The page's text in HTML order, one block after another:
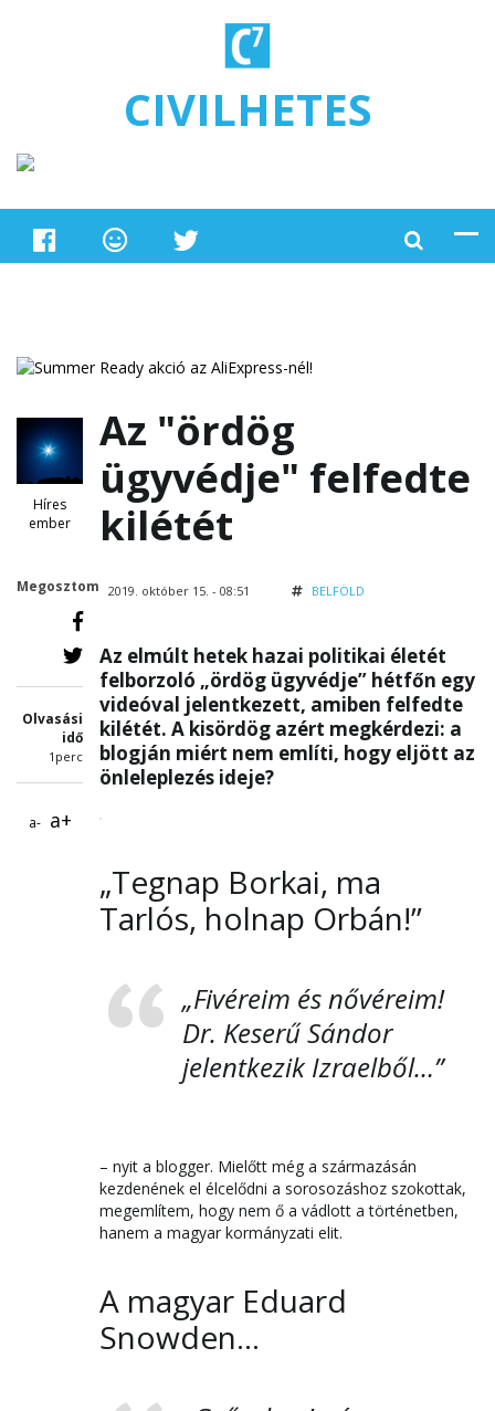
CIVILHETES
Híres
ember
Megosztom
Olvasási
idő
1perc
a- a+
Az "ördög
ügyvédje" felfedte
kilétét
2019. október 15. - 08:51 BELFÖLD
Az elmúlt hetek hazai politikai életét
felborzoló „ördög ügyvédje” hétfőn egy
videóval jelentkezett, amiben felfedte
kilétét. A kisördög azért megkérdezi: a
blogján miért nem említi, hogy eljött az
önleleplezés ideje?
„Tegnap Borkai, ma
Tarlós, holnap Orbán!”
„Fivéreim és nővéreim!
Dr. Keserű Sándor
jelentkezik Izraelből…”
– nyit a blogger. Mielőtt még a származásán
kezdenének el élcelődni a sorosozáshoz szokottak,
megemlítem, hogy nem ő a vádlott a történetben,
hanem a magyar kormányzati elit.
A magyar Eduard
Snowden…